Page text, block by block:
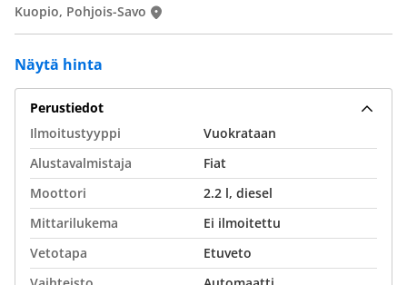
Näytä hinta
Kuopio, Pohjois-Savo
Perustiedot
Ilmoitustyyppi
Vuokrataan
Alustavalmistaja
Fiat
Moottori
2.2 l, diesel
Mittarilukema
Ei ilmoitettu
Vetotapa
Etuveto